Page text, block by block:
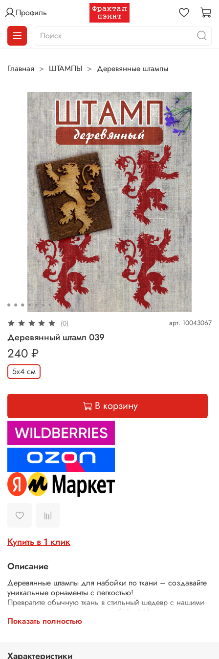
Профиль
Главная ШТАМПЫ Деревянные штампы
(0) арт. 10043067
Деревянный штамп 039
240 ₽
5х4 см
В корзину
Купить в 1 клик
Описание
Деревянные штампы для набойки по ткани – создавайте
уникальные орнаменты с легкостью!
Превратите обычную ткань в стильный шедевр с нашими
деревянными штампами для набойки! Идеально
подходят для декора одежды, текстиля, сумок, скатертей
Экологичные – изготовлены из дерева.
Показать полностью
Характеристики